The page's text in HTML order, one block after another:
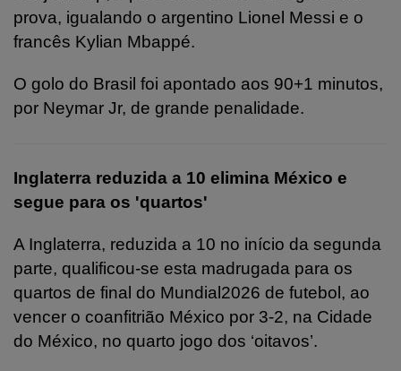
prova, igualando o argentino Lionel Messi e o
francês Kylian Mbappé.
O golo do Brasil foi apontado aos 90+1 minutos,
por Neymar Jr, de grande penalidade.
Inglaterra reduzida a 10 elimina México e
segue para os 'quartos'
A Inglaterra, reduzida a 10 no início da segunda
parte, qualificou-se esta madrugada para os
quartos de final do Mundial2026 de futebol, ao
vencer o coanfitrião México por 3-2, na Cidade
do México, no quarto jogo dos ‘oitavos’.